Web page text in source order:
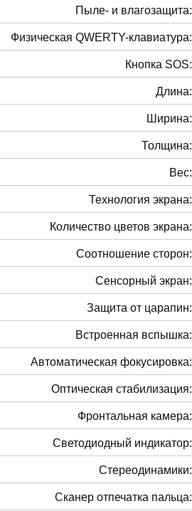
Пыле- и влагозащита:
Физическая QWERTY-клавиатура:
Кнопка SOS:
Длина:
Ширина:
Толщина:
Вес:
Технология экрана:
Количество цветов экрана:
Соотношение сторон:
Сенсорный экран:
Защита от царапин:
Встроенная вспышка:
Автоматическая фокусировка:
Оптическая стабилизация:
Фронтальная камера:
Светодиодный индикатор:
Стереодинамики:
Сканер отпечатка пальца: